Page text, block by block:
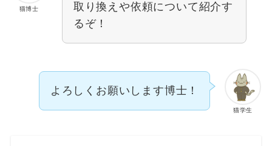
猫博士
取り換えや依頼について紹介す
るぞ！
猫学生
よろしくお願いします博士！